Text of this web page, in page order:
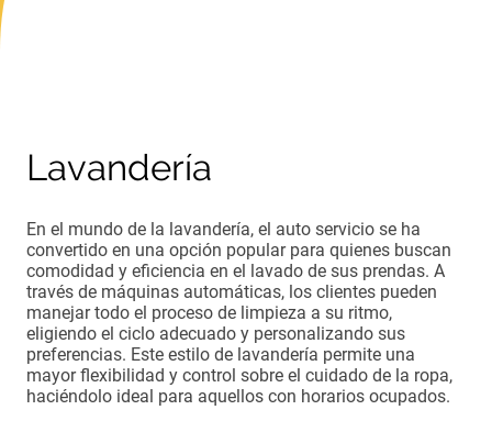
Lavandería
En el mundo de la lavandería, el auto servicio se ha
convertido en una opción popular para quienes buscan
comodidad y eficiencia en el lavado de sus prendas. A
través de máquinas automáticas, los clientes pueden
manejar todo el proceso de limpieza a su ritmo,
eligiendo el ciclo adecuado y personalizando sus
preferencias. Este estilo de lavandería permite una
mayor flexibilidad y control sobre el cuidado de la ropa,
haciéndolo ideal para aquellos con horarios ocupados.